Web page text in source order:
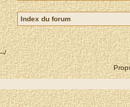
Index du forum
--/